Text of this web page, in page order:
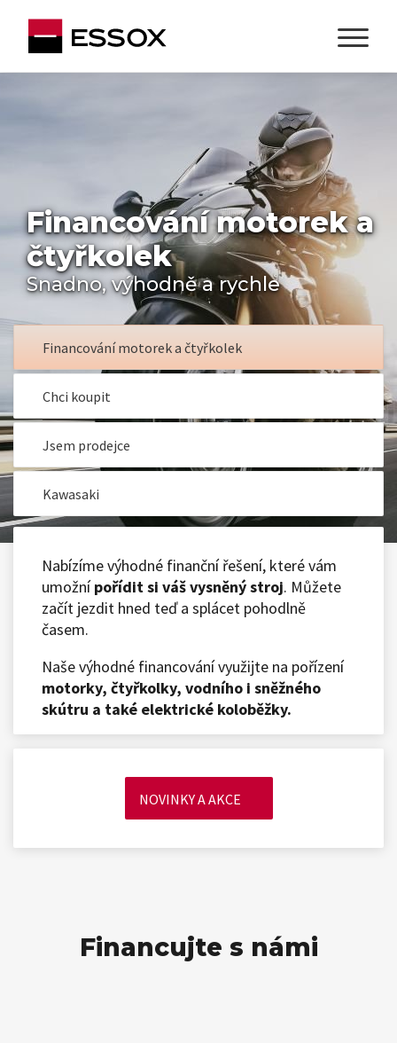
Financování motorek a
čtyřkolek
Snadno, výhodně a rychle
Financování motorek a čtyřkolek
Chci koupit
Jsem prodejce
Kawasaki
Nabízíme výhodné finanční řešení, které vám
umožnípořídit si váš vysněný stroj. Můžete
začít jezdit hned teď a splácet pohodlně
časem.
Naše výhodné financování využijte na pořízení
motorky, čtyřkolky, vodního i sněžného
skútru a také elektrické koloběžky.
NOVINKY A AKCE
Financujte s námi